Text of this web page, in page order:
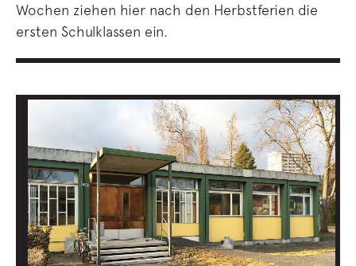
Wochen ziehen hier nach den Herbstferien die
ersten Schulklassen ein.